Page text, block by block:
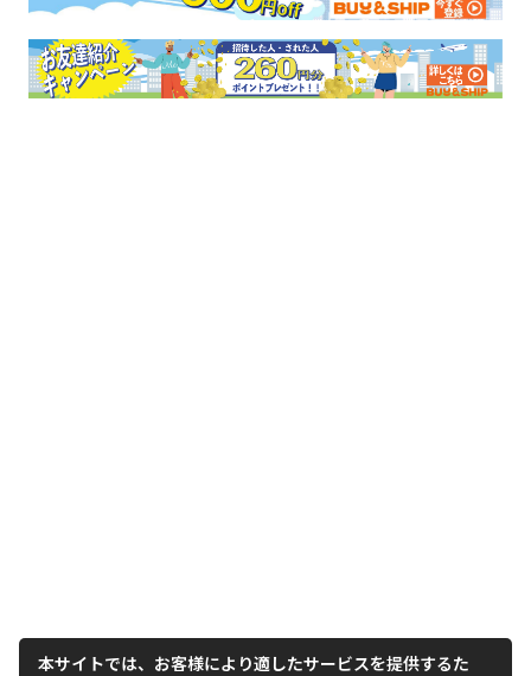
本サイトでは、お客様により適したサービスを提供するた